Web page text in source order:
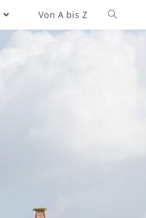
Von A bis Z